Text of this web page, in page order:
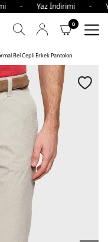
- Yaz İndirimi
0
Bel Cepli Erkek Pantolon